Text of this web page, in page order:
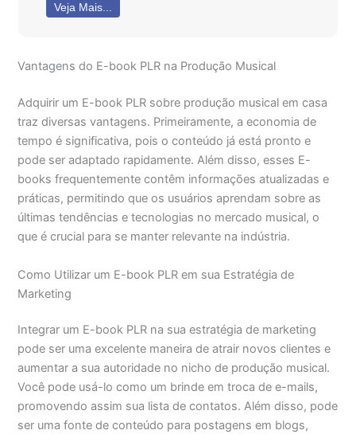
Veja Mais...
Vantagens do E-book PLR na Produção Musical
Adquirir um E-book PLR sobre produção musical em casa
traz diversas vantagens. Primeiramente, a economia de
tempo é significativa, pois o conteúdo já está pronto e
pode ser adaptado rapidamente. Além disso, esses E-
books frequentemente contêm informações atualizadas e
práticas, permitindo que os usuários aprendam sobre as
últimas tendências e tecnologias no mercado musical, o
que é crucial para se manter relevante na indústria.
Como Utilizar um E-book PLR em sua Estratégia de
Marketing
Integrar um E-book PLR na sua estratégia de marketing
pode ser uma excelente maneira de atrair novos clientes e
aumentar a sua autoridade no nicho de produção musical.
Você pode usá-lo como um brinde em troca de e-mails,
promovendo assim sua lista de contatos. Além disso, pode
ser uma fonte de conteúdo para postagens em blogs,